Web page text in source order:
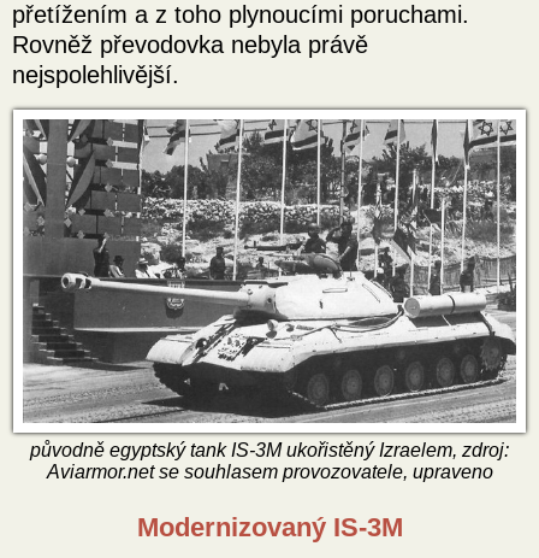
přetížením a z toho plynoucími poruchami.
Rovněž převodovka nebyla právě
nejspolehlivější.
původně egyptský tank IS-3M ukořistěný Izraelem, zdroj:
Aviarmor.net se souhlasem provozovatele, upraveno
Modernizovaný IS-3M